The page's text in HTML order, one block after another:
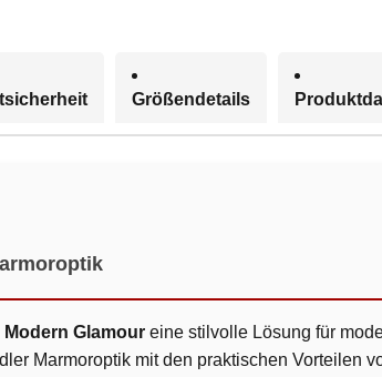
Größendetails
Glamour eine stilvolle Lösung für
Marmoroptik mit den praktischen Vorteilen